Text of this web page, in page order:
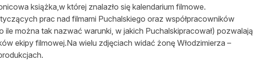
książka,w której znalazło się kalendarium filmowe.
prac nad filmami Puchalskiego oraz współpracowników
można tak nazwać warunki, w jakich Puchalskipracował) pozwalają
ekipy filmowej.Na wielu zdjęciach widać żonę Włodzimierza –